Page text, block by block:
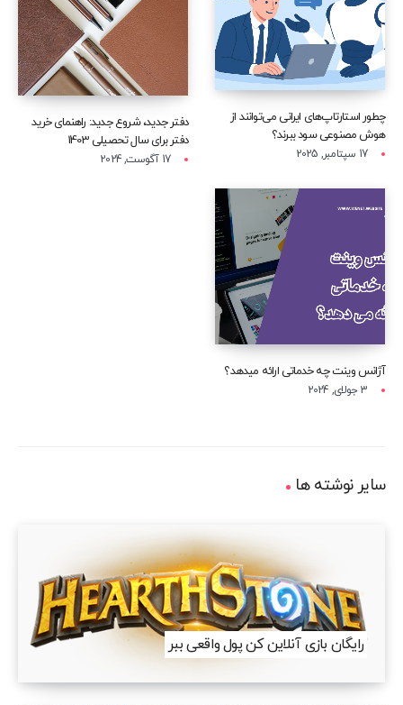
چطور استارتاپ‌های ایرانی می‌توانند از
هوش مصنوعی سود ببرند؟
17 سپتامبر, 2025
دفتر جدید، شروع جدید: راهنمای خرید
دفتر برای سال تحصیلی 1403
17 آگوست, 2024
آژانس وینت چه خدماتی ارائه میدهد؟
3 جولای, 2024
سایر نوشته ها
رایگان بازی آنلاین کن پول واقعی ببر